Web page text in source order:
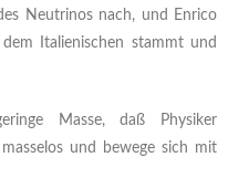
Neutrinos nach, und Enrico
Italienischen stammt und
Masse, daß Physiker
und bewege sich mit